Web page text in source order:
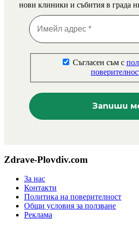
нови клиники и събития в града
Съгласен съм с
Zdrave-Plovdiv.com
За нас
Контакти
Политика на поверителност
Общи условия за ползване
Реклама